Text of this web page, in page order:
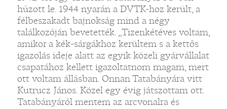
húzott le. 1944 nyarán a DVTK-hoz került, a
félbeszakadt bajnokság mind a négy
találkozóján bevetették. „Tizenkétéves voltam,
amikor a kék-sárgákhoz kerültem s a kettős
igazolás ideje alatt az egyik közeli gyárvállalat
csapatához kellett igazoltatnom magam, mert
ott voltam állásban. Onnan Tatabányára vitt
Kutrucz János. Közel egy évig játszottam ott.
Tatabányáról mentem az arcvonalra és